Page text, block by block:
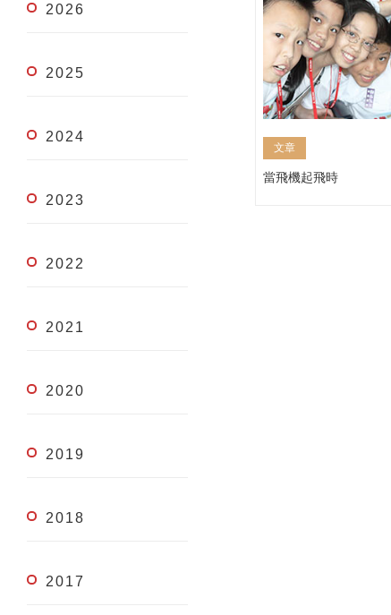
2026
2025
2024
2023
2022
2021
2020
2019
2018
2017
文章
當飛機起飛時